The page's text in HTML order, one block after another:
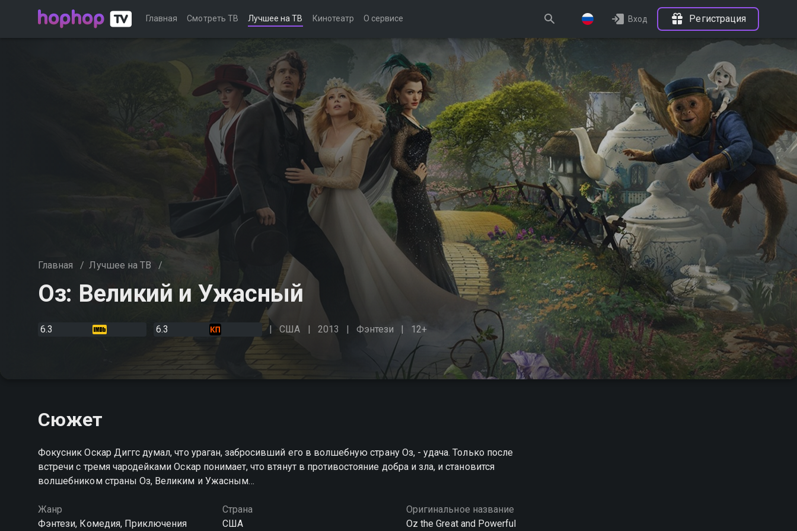
Главная Смотреть ТВ Лучшее на ТВ Кинотеатр О сервисе Вход Регистрация
Главная / Лучшее на ТВ /
Оз: Великий и Ужасный
6.3 6.3 США 2013 Фэнтези 12+
Сюжет
Фокусник Оскар Диггс думал, что ураган, забросивший его в волшебную страну Оз, - удача. Только после
встречи с тремя чародейками Оскар понимает, что втянут в противостояние добра и зла, и становится
волшебником страны Оз, Великим и Ужасным…
Жанр
Фэнтези, Комедия, Приключения
Страна
США
Оригинальное название
Oz the Great and Powerful